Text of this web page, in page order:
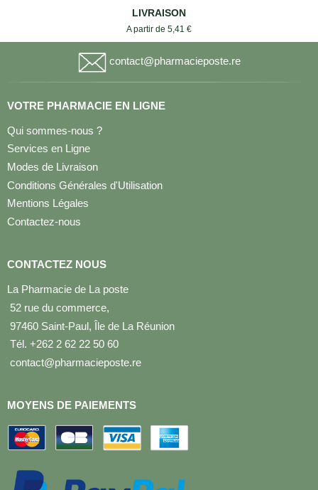
LIVRAISON
A partir de 5,41 €
contact@pharmacieposte.re
VOTRE PHARMACIE EN LIGNE
Qui sommes-nous ?
Services en Ligne
Modes de Livraison
Conditions Générales d'Utilisation
Mentions Légales
Contactez-nous
CONTACTEZ NOUS
La Pharmacie de La poste
52 rue du commerce,
97460 Saint-Paul, Île de La Réunion
Tél. +262 2 62 22 50 60
contact@pharmacieposte.re
MOYENS DE PAIEMENTS